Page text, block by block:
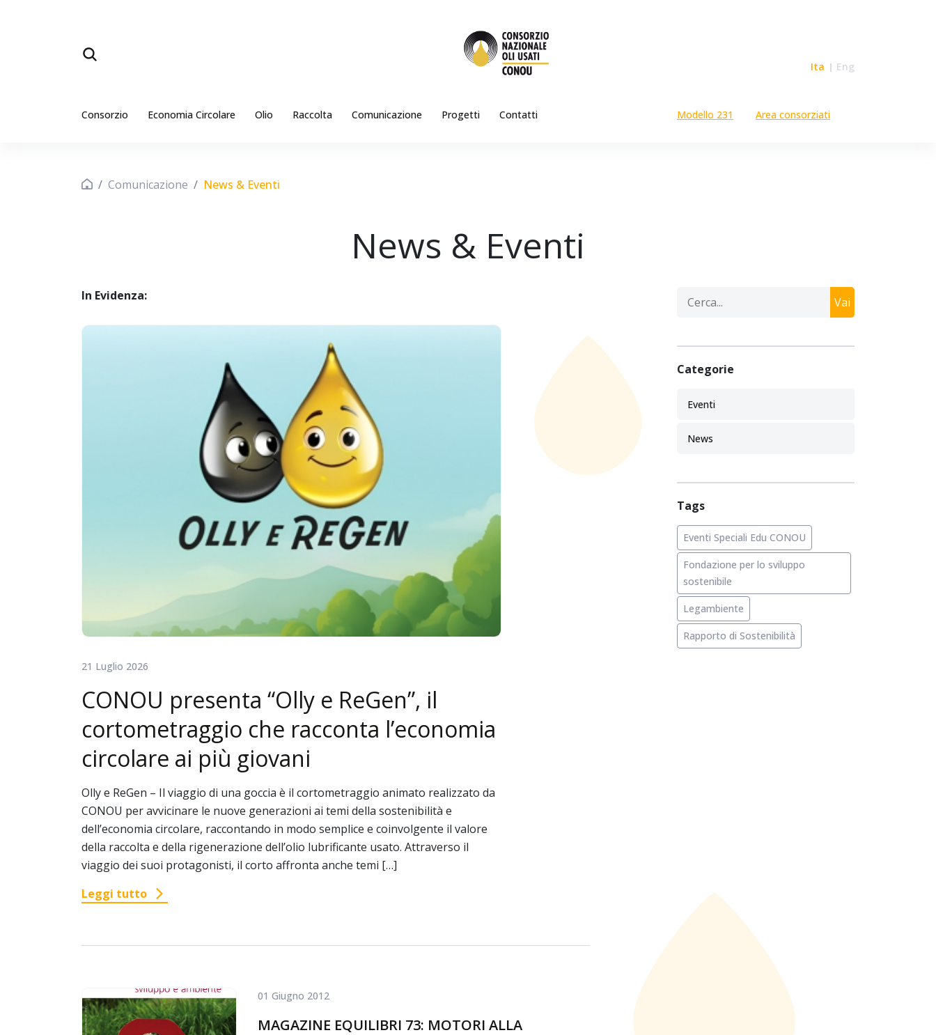
Ita Eng
Consorzio Economia Circolare Olio Raccolta Comunicazione Progetti Contatti Modello 231 Area consorziati
Comunicazione News & Eventi
News & Eventi
Vai
Categorie
Eventi
News
Tags
Eventi Speciali Edu CONOU
Fondazione per lo sviluppo
sostenibile
Legambiente
Rapporto di Sostenibilità
In Evidenza:
21 Luglio 2026
CONOU presenta “Olly e ReGen”, il
cortometraggio che racconta l’economia
circolare ai più giovani
Olly e ReGen – Il viaggio di una goccia è il cortometraggio animato realizzato da
CONOU per avvicinare le nuove generazioni ai temi della sostenibilità e
dell’economia circolare, raccontando in modo semplice e coinvolgente il valore
della raccolta e della rigenerazione dell’olio lubrificante usato. Attraverso il
viaggio dei suoi protagonisti, il corto affronta anche temi […]
Leggi tutto
01 Giugno 2012
MAGAZINE EQUILIBRI 73: MOTORI ALLA